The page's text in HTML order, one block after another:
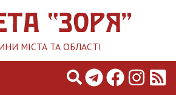
МІСТА ТА ОБЛАСТІ